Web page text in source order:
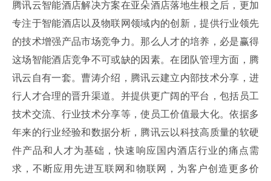
腾讯云智能酒店解决方案在亚朵酒店落地生根之后，更加
专注于智能酒店以及物联网领域内的创新，提供行业领先
的技术增强产品市场竞争力。那么人才的培养，必是赢得
这场智能酒店竞争不可或缺的因素。在团队管理方面，腾
讯云自有一套。曹涛介绍，腾讯云建立内部技术分享，进
行人才合理的晋升渠道。并提供更广阔的平台，包括员工
技术交流、行业技术分享等，使员工价值最大化。依据多
年来的行业经验和数据分析，腾讯云以科技高质量的软硬
件产品和人才为基础，快速响应国内酒店行业的痛点需
求，不断应用先进互联网和物联网，为客户创造更多价